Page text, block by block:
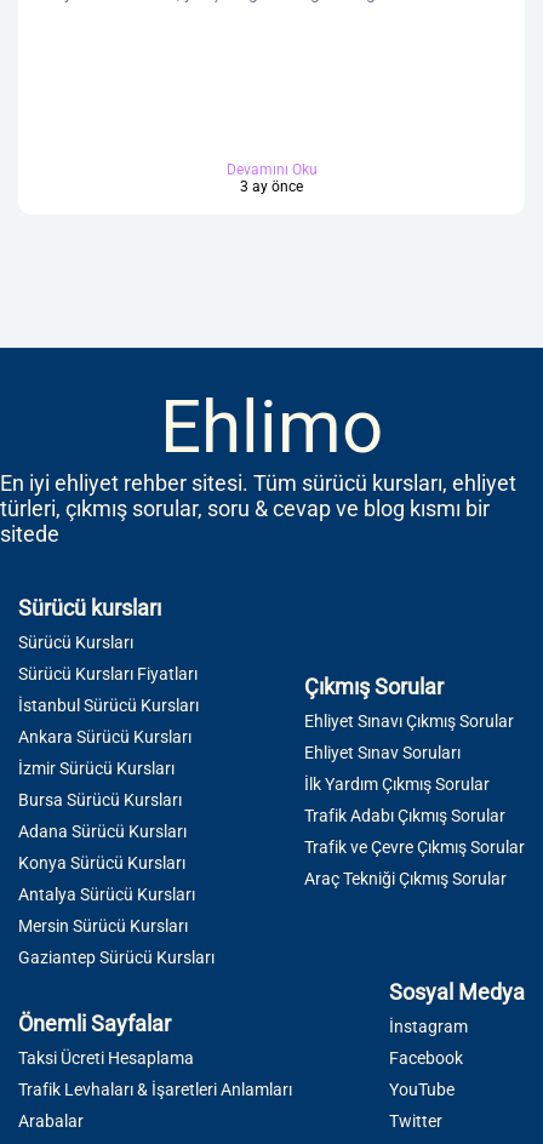
Devamını Oku
3 ay önce
Ehlimo
En iyi ehliyet rehber sitesi. Tüm sürücü kursları, ehliyet
türleri, çıkmış sorular, soru & cevap ve blog kısmı bir
sitede
Sürücü kursları
Sürücü Kursları
Sürücü Kursları Fiyatları
İstanbul Sürücü Kursları
Ankara Sürücü Kursları
İzmir Sürücü Kursları
Bursa Sürücü Kursları
Adana Sürücü Kursları
Konya Sürücü Kursları
Antalya Sürücü Kursları
Mersin Sürücü Kursları
Gaziantep Sürücü Kursları
Çıkmış Sorular
Ehliyet Sınavı Çıkmış Sorular
Ehliyet Sınav Soruları
İlk Yardım Çıkmış Sorular
Trafik Adabı Çıkmış Sorular
Trafik ve Çevre Çıkmış Sorular
Araç Tekniği Çıkmış Sorular
Önemli Sayfalar
Taksi Ücreti Hesaplama
Trafik Levhaları & İşaretleri Anlamları
Arabalar
Sosyal Medya
İnstagram
Facebook
YouTube
Twitter